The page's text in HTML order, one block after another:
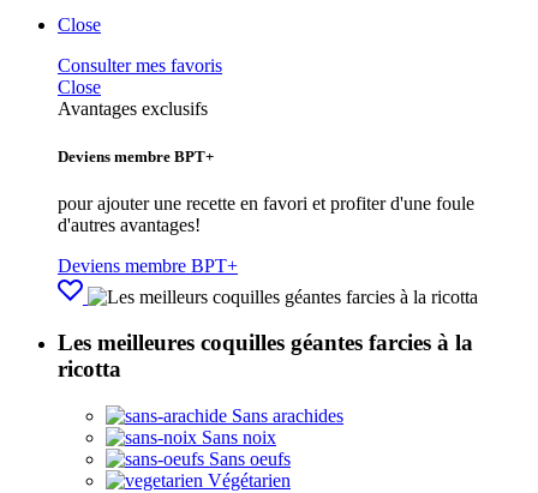
Close
Consulter mes favoris
Close
Avantages exclusifs
Deviens membre BPT+
pour ajouter une recette en favori et profiter d'une foule
d'autres avantages!
Deviens membre BPT+
Les meilleures coquilles géantes farcies à la
ricotta
Sans arachides
Sans noix
Sans oeufs
Végétarien